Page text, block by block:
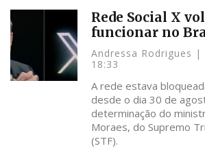
Rede Social X
funcionar no
Andressa Rodrigues
18:33
A rede estava
desde o dia 30 de
determinação do
Moraes, do Supremo
(STF).